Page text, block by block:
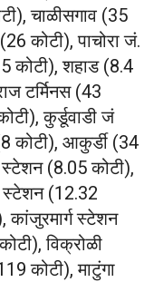
चाळीसगाव (35
कोटी), पाचोरा जं.
कोटी), शहाड (8.4
टर्मिनस (43
कुर्डूवाडी जं
कोटी), आकुर्डी (34
(8.05 कोटी),
स्टेशन (12.32
कांजुरमार्ग स्टेशन
विक्रोळी
कोटी), माटुंगा